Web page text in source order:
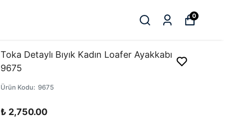
0
Toka Detaylı Bıyık Kadın Loafer Ayakkabı
9675
Ürün Kodu: 9675
₺ 2,750.00